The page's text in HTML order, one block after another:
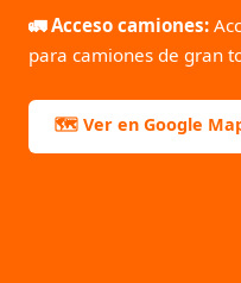
🚛 Acceso camiones:
para camiones de gran
🗺️ Ver en Google